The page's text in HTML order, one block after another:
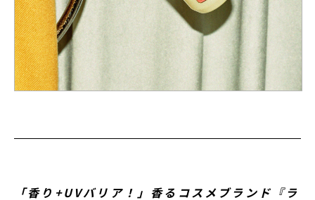
「香り+UVバリア！」香るコスメブランド『ラ